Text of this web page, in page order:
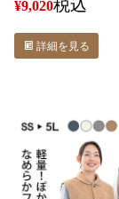
¥9,020税込
詳細を見る